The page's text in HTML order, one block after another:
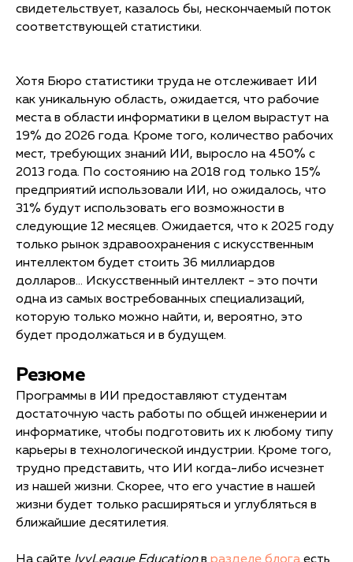
свидетельствует, казалось бы, нескончаемый поток
соответствующей статистики.
Хотя Бюро статистики труда не отслеживает ИИ
как уникальную область, ожидается, что рабочие
места в области информатики в целом вырастут на
19% до 2026 года. Кроме того, количество рабочих
мест, требующих знаний ИИ, выросло на 450% с
2013 года. По состоянию на 2018 год только 15%
предприятий использовали ИИ, но ожидалось, что
31% будут использовать его возможности в
следующие 12 месяцев. Ожидается, что к 2025 году
только рынок здравоохранения с искусственным
интеллектом будет стоить 36 миллиардов
долларов... Искусственный интеллект - это почти
одна из самых востребованных специализаций,
которую только можно найти, и, вероятно, это
будет продолжаться и в будущем.
Резюме
Программы в ИИ предоставляют студентам
достаточную часть работы по общей инженерии и
информатике, чтобы подготовить их к любому типу
карьеры в технологической индустрии. Кроме того,
трудно представить, что ИИ когда-либо исчезнет
из нашей жизни. Скорее, что его участие в нашей
жизни будет только расширяться и углубляться в
ближайшие десятилетия.